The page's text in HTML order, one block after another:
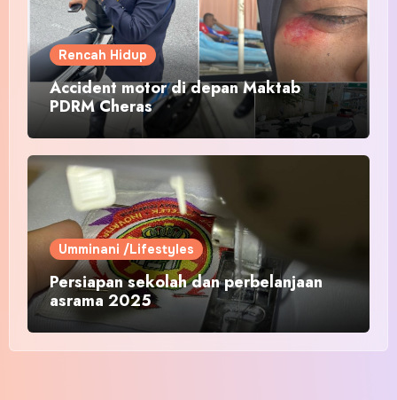
Rencah Hidup
Accident motor di depan Maktab
PDRM Cheras
Umminani /Lifestyles
Persiapan sekolah dan perbelanjaan
asrama 2025